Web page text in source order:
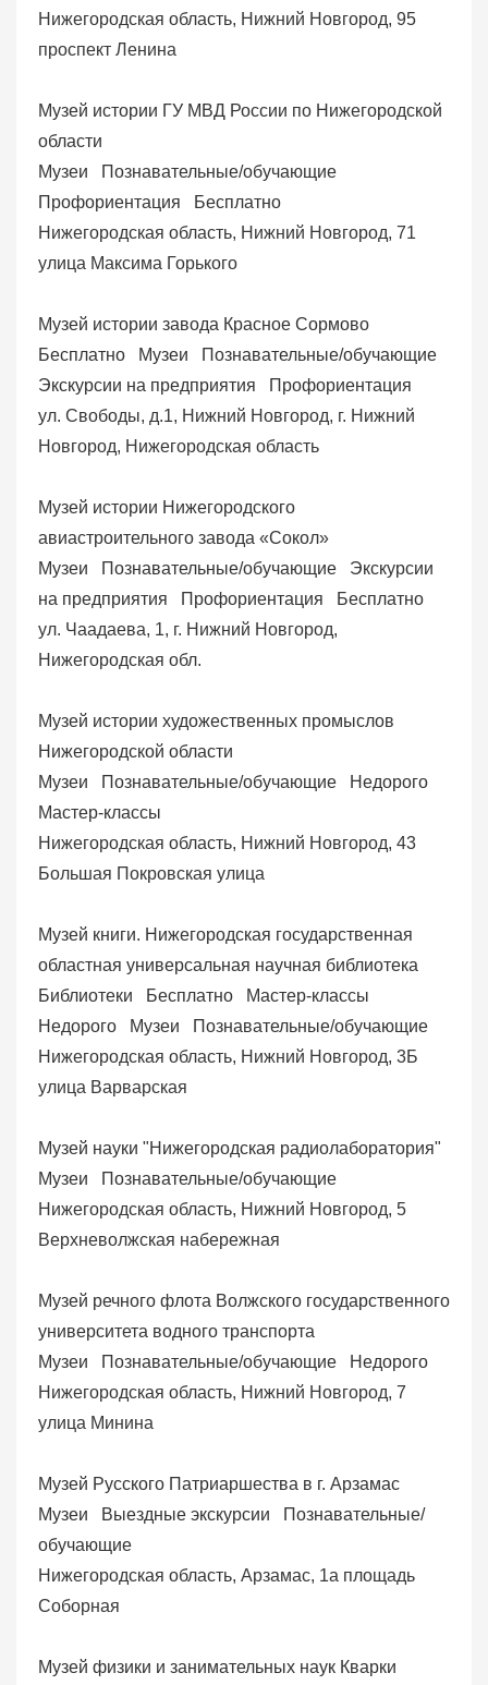
Нижегородская область, Нижний Новгород, 95
проспект Ленина
Музей истории ГУ МВД России по Нижегородской
области
Музеи
Познавательные/обучающие
Профориентация
Бесплатно
Нижегородская область, Нижний Новгород, 71
улица Максима Горького
Музей истории завода Красное Сормово
Бесплатно
Музеи
Познавательные/обучающие
Экскурсии на предприятия
Профориентация
ул. Свободы, д.1, Нижний Новгород, г. Нижний
Новгород, Нижегородская область
Музей истории Нижегородского
авиастроительного завода «Сокол»
Музеи
Познавательные/обучающие
Экскурсии
на предприятия
Профориентация
Бесплатно
ул. Чаадаева, 1, г. Нижний Новгород,
Нижегородская обл.
Музей истории художественных промыслов
Нижегородской области
Музеи
Познавательные/обучающие
Недорого
Мастер-классы
Нижегородская область, Нижний Новгород, 43
Большая Покровская улица
Музей книги. Нижегородская государственная
областная универсальная научная библиотека
Библиотеки
Бесплатно
Мастер-классы
Недорого
Музеи
Познавательные/обучающие
Нижегородская область, Нижний Новгород, 3Б
улица Варварская
Музей науки "Нижегородская радиолаборатория"
Музеи
Познавательные/обучающие
Нижегородская область, Нижний Новгород, 5
Верхневолжская набережная
Музей речного флота Волжского государственного
университета водного транспорта
Музеи
Познавательные/обучающие
Недорого
Нижегородская область, Нижний Новгород, 7
улица Минина
Музей Русского Патриаршества в г. Арзамас
Музеи
Выездные экскурсии
Познавательные/
обучающие
Нижегородская область, Арзамас, 1а площадь
Соборная
Музей физики и занимательных наук Кварки